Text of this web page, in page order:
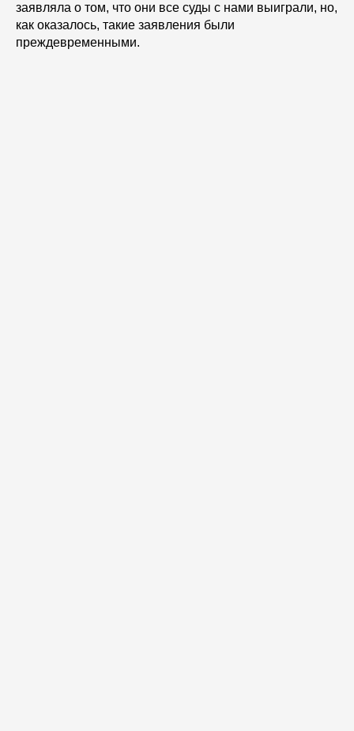
заявляла о том, что они все суды с нами выиграли, но,
как оказалось, такие заявления были
преждевременными.